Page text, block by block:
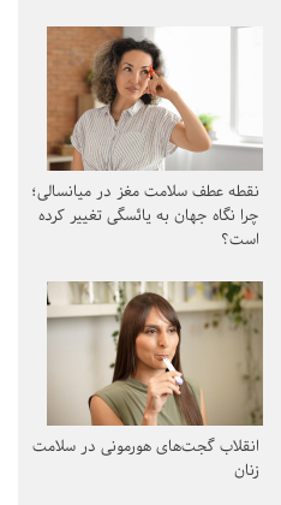
نقطه عطف سلامت مغز در میانسالی؛
چرا نگاه جهان به یائسگی تغییر کرده
است؟
انقلاب گجت‌های هورمونی در سلامت
زنان